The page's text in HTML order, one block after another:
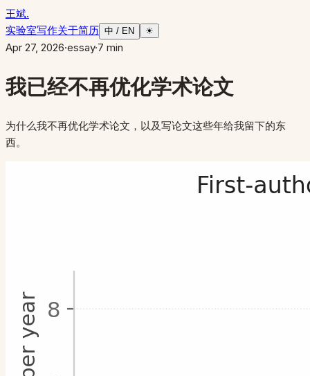
王斌.
实验室写作关于简历 中 / EN ☀
Apr 27, 2026·essay·7 min
我已经不再优化学术论文
为什么我不再优化学术论文，以及写论文这些年给我留下的东
西。